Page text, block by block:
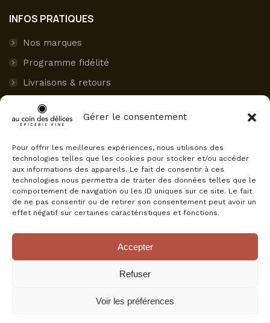
Gérer le consentement
Pour offrir les meilleures expériences, nous utilisons des
technologies telles que les cookies pour stocker et/ou accéder
aux informations des appareils. Le fait de consentir à ces
technologies nous permettra de traiter des données telles que le
comportement de navigation ou les ID uniques sur ce site. Le fait
de ne pas consentir ou de retirer son consentement peut avoir un
effet négatif sur certaines caractéristiques et fonctions.
Accepter
Refuser
Voir les préférences
INFOS PRATIQUES
Nos marques
Programme fidélité
Livraisons & retours
Paiement sécurisé
Mon compte
AVIS CLIENTS
Au Coin des Délices
4.5
Basé sur 75 avis
powered byGoogle